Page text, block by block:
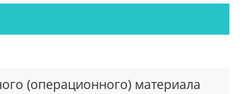
(операционного) материала